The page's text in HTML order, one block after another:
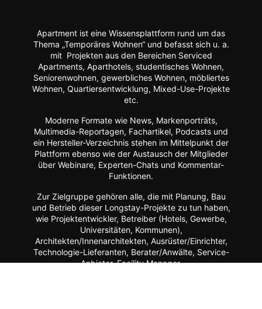
Apartment ist eine Wissensplattform rund um das
Thema „Temporäres Wohnen“ und befasst sich u. a.
mit Projekten aus den Bereichen Serviced
Apartments, Aparthotels, studentisches Wohnen,
Seniorenwohnen, gewerbliches Wohnen, möbliertes
Wohnen, Quartiersentwicklung, Mixed-Use-Projekte
etc.
Moderne Formate wie News, Markenporträts,
Multimedia-Reportagen, Fachartikel, Podcasts und
ein Hersteller-Verzeichnis stehen im Mittelpunkt der
Plattform ebenso wie der Austausch der Mitglieder
über Webinare, Experten-Chats und Kommentar-
Funktionen.
Zur Zielgruppe gehören alle, die mit Planung, Bau
und Betrieb dieser Longstay-Projekte zu tun haben,
wie Projektentwickler, Betreiber (Hotels, Gewerbe,
Universitäten, Kommunen),
Architekten/Innenarchitekten, Ausrüster/Einrichter,
Technologie-Lieferanten, Berater/Anwälte, Service-
Anbieter, Facility Manager,